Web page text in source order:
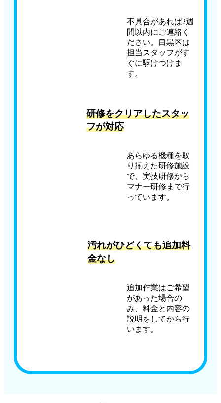
不具合があれば2週
間以内にご連絡く
ださい。目黒区は
担当スタッフがす
ぐに駆けつけま
す。
研修をクリアしたスタッ
フが対応
あらゆる機種を取
り揃えた研修施設
で、実技研修から
マナー研修まで行
っています。
汚れがひどくても追加料
金なし
追加作業はご希望
があった場合の
み、料金と内容の
説明をしてから行
います。